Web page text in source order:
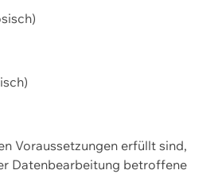
Voraussetzungen erfüllt sind,
Datenbearbeitung betroffene